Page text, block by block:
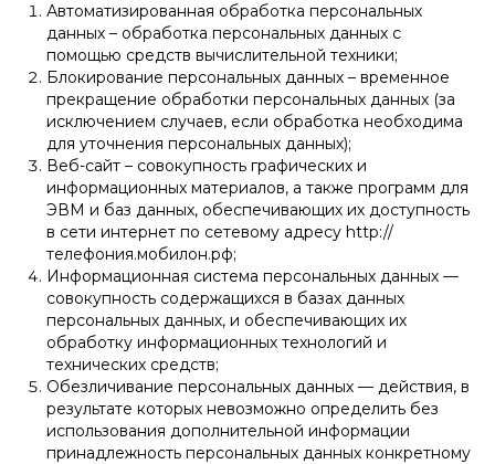
Автоматизированная обработка персональных
данных – обработка персональных данных с
помощью средств вычислительной техники;
Блокирование персональных данных – временное
прекращение обработки персональных данных (за
исключением случаев, если обработка необходима
для уточнения персональных данных);
Веб-сайт – совокупность графических и
информационных материалов, а также программ для
ЭВМ и баз данных, обеспечивающих их доступность
в сети интернет по сетевому адресу http://
телефония.мобилон.рф;
Информационная система персональных данных —
совокупность содержащихся в базах данных
персональных данных, и обеспечивающих их
обработку информационных технологий и
технических средств;
Обезличивание персональных данных — действия, в
результате которых невозможно определить без
использования дополнительной информации
принадлежность персональных данных конкретному